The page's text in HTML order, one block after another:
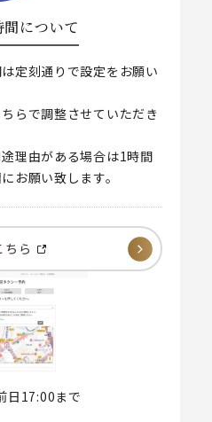
について
定刻通りで設定をお願い
らで調整させていただき
理由がある場合は1時間
お願い致します。
ちら
日17:00まで